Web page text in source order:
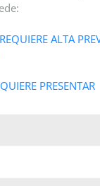
ALTA
PRESENTAR